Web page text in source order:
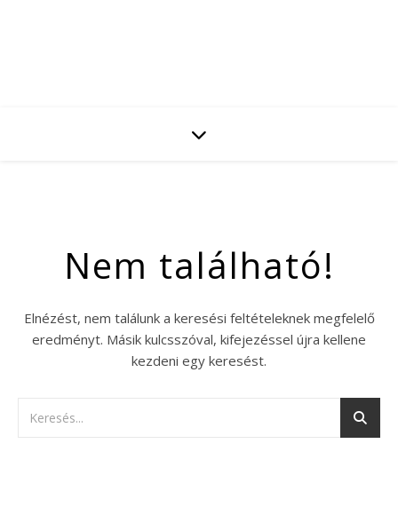
Nem található!
Elnézést, nem találunk a keresési feltételeknek megfelelő
eredményt. Másik kulcsszóval, kifejezéssel újra kellene
kezdeni egy keresést.